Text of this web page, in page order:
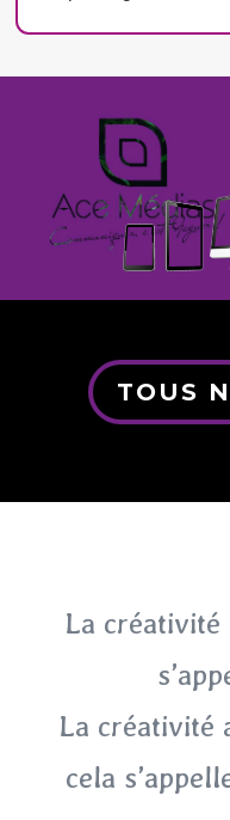
TOUS
La créativité
La créativité
cela